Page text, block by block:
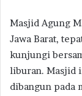
Masjid Agung
Jawa Barat,
kunjungi
liburan. Masjid
dibangun pada